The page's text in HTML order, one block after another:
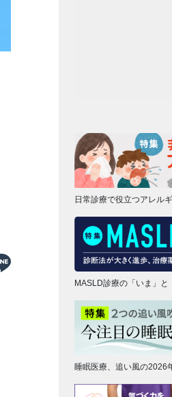
日常診療で役立つアレル
MASLD診療の「いま」と
睡眠医療、追い風の2026